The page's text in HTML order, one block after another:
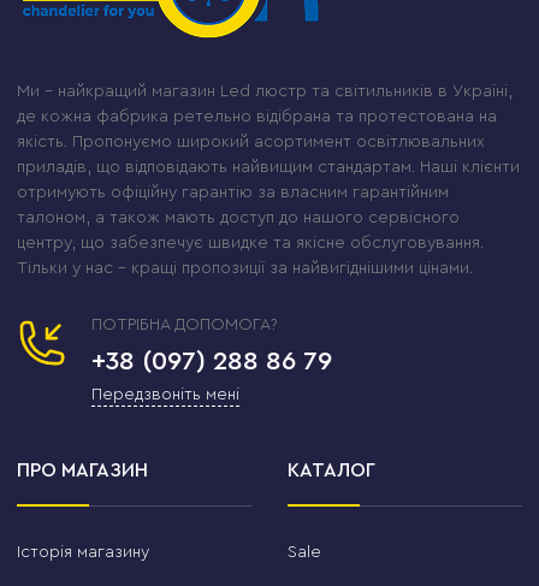
Ми – найкращий магазин Led люстр та світильників в Україні,
де кожна фабрика ретельно відібрана та протестована на
якість. Пропонуємо широкий асортимент освітлювальних
приладів, що відповідають найвищим стандартам. Наші клієнти
отримують офіційну гарантію за власним гарантійним
талоном, а також мають доступ до нашого сервісного
центру, що забезпечує швидке та якісне обслуговування.
Тільки у нас – кращі пропозиції за найвигіднішими цінами.
ПОТРІБНА ДОПОМОГА?
+38 (097) 288 86 79
Передзвоніть мені
ПРО МАГАЗИН
Історія магазину
КАТАЛОГ
Sale